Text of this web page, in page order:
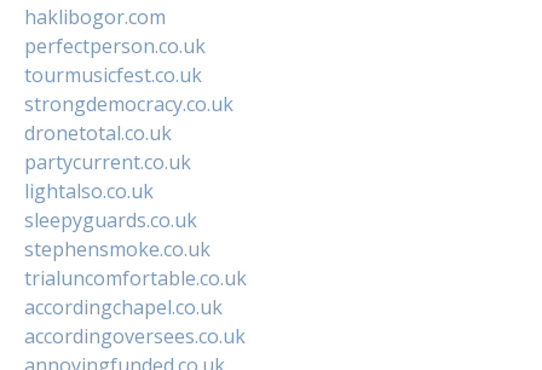
haklibogor.com
perfectperson.co.uk
tourmusicfest.co.uk
strongdemocracy.co.uk
dronetotal.co.uk
partycurrent.co.uk
lightalso.co.uk
sleepyguards.co.uk
stephensmoke.co.uk
trialuncomfortable.co.uk
accordingchapel.co.uk
accordingoversees.co.uk
annoyingfunded.co.uk